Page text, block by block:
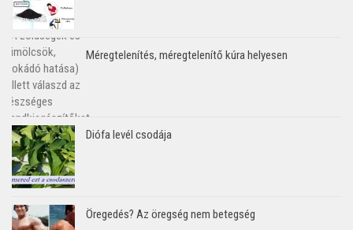
Méregtelenítés, méregtelenítő kúra helyesen
Diófa levél csodája
Öregedés? Az öregség nem betegség